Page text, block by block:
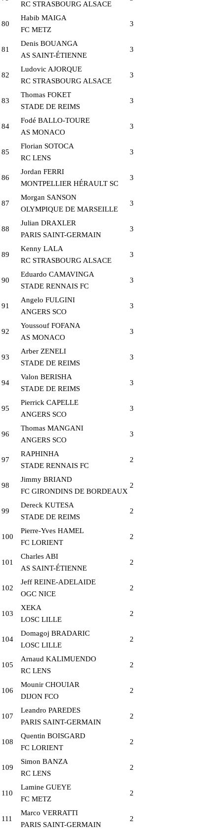
RC STRASBOURG ALSACE
80
Habib MAIGA
FC METZ
3
81
Denis BOUANGA
AS SAINT-ÉTIENNE
3
82
Ludovic AJORQUE
RC STRASBOURG ALSACE
3
83
Thomas FOKET
STADE DE REIMS
3
84
Fodé BALLO-TOURE
AS MONACO
3
85
Florian SOTOCA
RC LENS
3
86
Jordan FERRI
MONTPELLIER HÉRAULT SC
3
87
Morgan SANSON
OLYMPIQUE DE MARSEILLE
3
88
Julian DRAXLER
PARIS SAINT-GERMAIN
3
89
Kenny LALA
RC STRASBOURG ALSACE
3
90
Eduardo CAMAVINGA
STADE RENNAIS FC
3
91
Angelo FULGINI
ANGERS SCO
3
92
Youssouf FOFANA
AS MONACO
3
93
Arber ZENELI
STADE DE REIMS
3
94
Valon BERISHA
STADE DE REIMS
3
95
Pierrick CAPELLE
ANGERS SCO
3
96
Thomas MANGANI
ANGERS SCO
3
97
RAPHINHA
STADE RENNAIS FC
2
98
Jimmy BRIAND
FC GIRONDINS DE BORDEAUX
2
99
Dereck KUTESA
STADE DE REIMS
2
100
Pierre-Yves HAMEL
FC LORIENT
2
101
Charles ABI
AS SAINT-ÉTIENNE
2
102
Jeff REINE-ADELAIDE
OGC NICE
2
103
XEKA
LOSC LILLE
2
104
Domagoj BRADARIC
LOSC LILLE
2
105
Arnaud KALIMUENDO
RC LENS
2
106
Mounir CHOUIAR
DIJON FCO
2
107
Leandro PAREDES
PARIS SAINT-GERMAIN
2
108
Quentin BOISGARD
FC LORIENT
2
109
Simon BANZA
RC LENS
2
110
Lamine GUEYE
FC METZ
2
111
Marco VERRATTI
PARIS SAINT-GERMAIN
2